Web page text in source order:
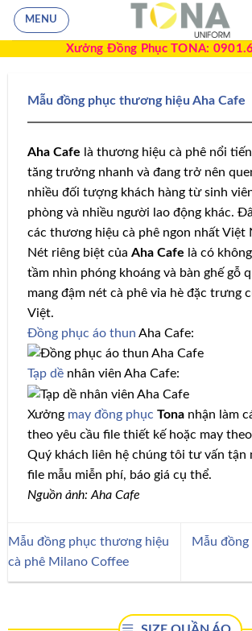
MENU
Xưởng Đồng Phục TONA:
Mẫu đồng phục thương hiệu Aha Cafe
Aha Cafe là thương hiệu cà phê nổi
tăng trưởng nhanh và đang trở nên
nhiều đối tượng khách hàng từ sinh
phòng và nhiều người lao động khác.
các thương hiệu cà phê ngon nhất Việt
Nét riêng biệt của Aha Cafe là có
tầm nhìn phóng khoáng và bàn ghế gỗ
mang đậm nét cà phê vỉa hè đặc trưng
Việt.
Đồng phục áo thun Aha Cafe:
Tạp dề nhân viên Aha Cafe:
Xưởng may đồng phục Tona nhận làm
theo yêu cầu file thiết kế hoặc may
Quý khách liên hệ chúng tôi tư vấn tận
file mẫu miễn phí, báo giá cụ thể.
Nguồn ảnh: Aha Cafe
Mẫu đồng phục thương hiệu
cà phê Milano Coffee
Mẫu